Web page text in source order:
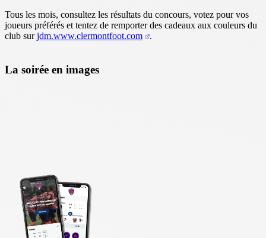
Tous les mois, consultez les résultats du concours, votez pour vos
joueurs préférés et tentez de remporter des cadeaux aux couleurs du
club surjdm.www.clermontfoot.com .
La soirée en images